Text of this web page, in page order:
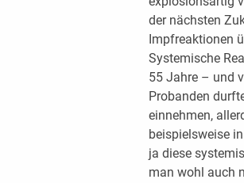
der nächsten
Impfreaktionen
Systemische
55 Jahre – und
Probanden
einnehmen,
beispielsweise
ja diese
man wohl auch